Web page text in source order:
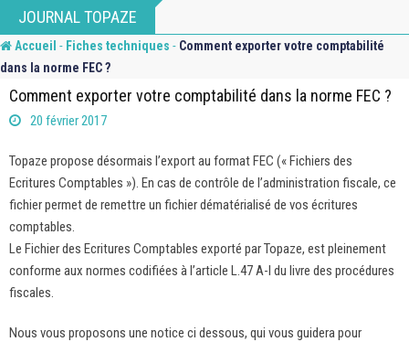
to
content
JOURNAL TOPAZE
Accueil - Fiches techniques - Comment exporter votre comptabilité
dans la norme FEC ?
Comment exporter votre comptabilité dans la norme FEC ?
20 février 2017
Topaze propose désormais l’export au format FEC (« Fichiers des
Ecritures Comptables »). En cas de contrôle de l’administration fiscale, ce
fichier permet de remettre un fichier dématérialisé de vos écritures
comptables.
Le Fichier des Ecritures Comptables exporté par Topaze, est pleinement
conforme aux normes codifiées à l’article L.47 A-I du livre des procédures
fiscales.
Nous vous proposons une notice ci dessous, qui vous guidera pour